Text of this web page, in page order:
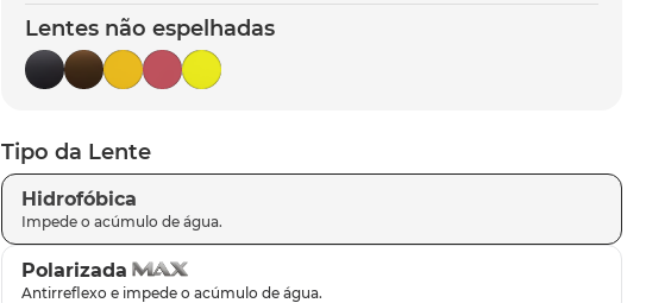
Lentes não espelhadas
Tipo da Lente
Hidrofóbica
Polarizada